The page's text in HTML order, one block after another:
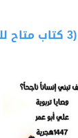
(3 كتاب متاح للتحميل)